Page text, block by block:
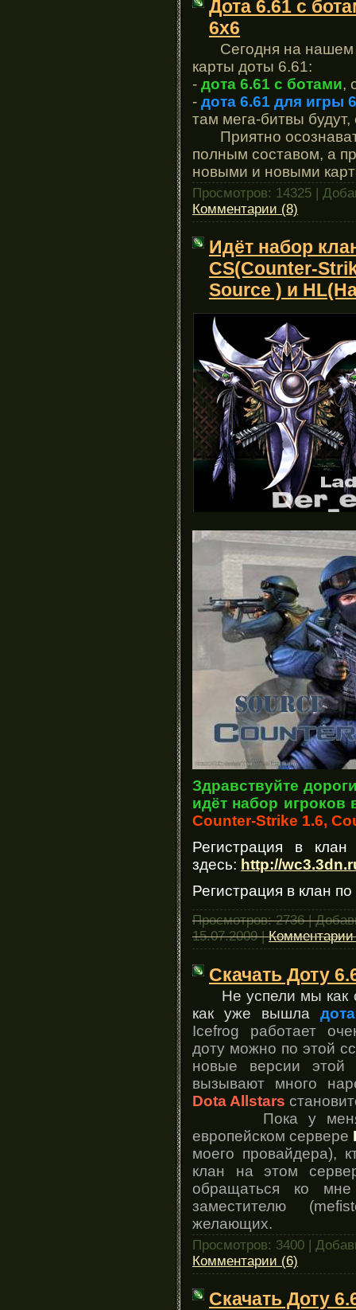
Дота 6.61 с
6х6
Сегодня на нашем
карты доты 6.61:
- дота 6.61 с ботами,
- дота 6.61 для игры
там мега-битвы
Приятно
полным составом, а
новыми и новыми
Просмотров: 14325 |
Комментарии (8)
Идёт набор
CS(Counter-
Source ) и
Здравствуйте
идёт набор
Counter-Strike 1.6,
Регистрация в
здесь: http://
Регистрация в клан по
Просмотров: 2736 |
15.07.2009|Комментарии
Скачать Доту
Не успели мы как
как уже вышла
Icefrog работает
доту можно по этой
новые версии этой
вызывают много
Dota Allstars
Пока у
европейском сервере
моего провайдера),
клан на этом
обращаться ко
заместителю
желающих.
Просмотров: 3400 |
Комментарии (6)
Скачать Доту